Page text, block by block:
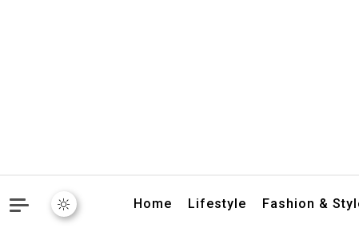
Home Lifestyle Fashion &